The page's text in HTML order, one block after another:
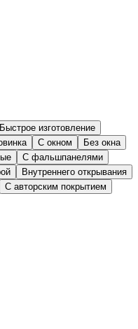
Быстрое изготовление
С окном
Без окна
С фальшпанелями
Внутреннего открывания
С авторским покрытием